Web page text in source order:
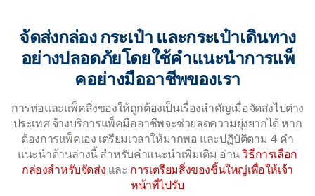
จัดส่งกล่อง กระเป๋า และกระเป๋าเดินทาง
อย่างปลอดภัยโดยใช้คำแนะนำการแพ็
คอย่างมืออาชีพของเรา
การห่อและแพ็คสิ่งของให้ถูกต้องเป็นเรื่องสำคัญเมื่อจัดส่งไปต่าง
ประเทศ จ้างบริการแพ็คมืออาชีพจะช่วยลดความยุ่งยากได้ หาก
ต้องการแพ็คเอง เตรียมเวลาให้มากพอ และปฏิบัติตาม 4 คำ
แนะนำด้านล่างนี้ สำหรับคำแนะนำเพิ่มเติม อ่านวิธีการเลือก
กล่องสำหรับจัดส่ง และ การเตรียมสิ่งของชิ้นใหญ่เพื่อให้เจ้า
หน้าที่ไปรับ